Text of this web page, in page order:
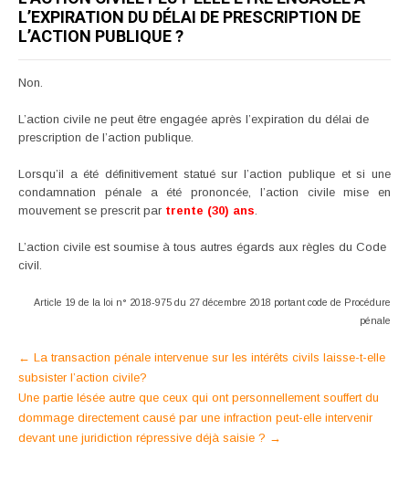
L’EXPIRATION DU DÉLAI DE PRESCRIPTION DE
L’ACTION PUBLIQUE ?
Non.
L’action civile ne peut être engagée après l’expiration du délai de
prescription de l’action publique.
Lorsqu’il a été définitivement statué sur l’action publique et si une
condamnation pénale a été prononcée, l’action civile mise en
mouvement se prescrit par trente (30) ans
L’action civile est soumise à tous autres égards aux règles du Code
civil.
Article 19 de la loi n° 2018-975 du 27 décembre 2018 portant code de Procédure
pénale
Post
navigation
← La transaction pénale intervenue sur les intérêts civils laisse-t-elle
subsister l’action civile?
Une partie lésée autre que ceux qui ont personnellement souffert du
dommage directement causé par une infraction peut-elle intervenir
devant une juridiction répressive déjà saisie ? →